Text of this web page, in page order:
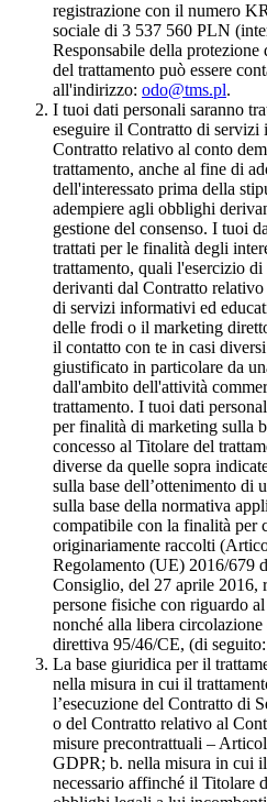
registrazione con il numero
sociale di 3 537 560 PLN
Responsabile della
del trattamento può essere
all'indirizzo: odo@tms.pl.
I tuoi dati personali saranno
eseguire il Contratto di
Contratto relativo al conto
trattamento, anche al fine di
dell'interessato prima della
adempiere agli obblighi
gestione del consenso. I tuoi
trattati per le finalità degli
trattamento, quali l'esercizio
derivanti dal Contratto
di servizi informativi ed
delle frodi o il marketing
il contatto con te in casi
giustificato in particolare da
dall'ambito dell'attività
trattamento. I tuoi dati
per finalità di marketing sulla
concesso al Titolare del
diverse da quelle sopra
sulla base dell’ottenimento di
sulla base della normativa
compatibile con la finalità per
originariamente raccolti
Regolamento (UE) 2016/679
Consiglio, del 27 aprile 2016,
persone fisiche con riguardo
nonché alla libera
direttiva 95/46/CE, (di
La base giuridica per il
nella misura in cui il
l’esecuzione del Contratto di
o del Contratto relativo al
misure precontrattuali –
GDPR; b. nella misura in cui
necessario affinché il Titolare